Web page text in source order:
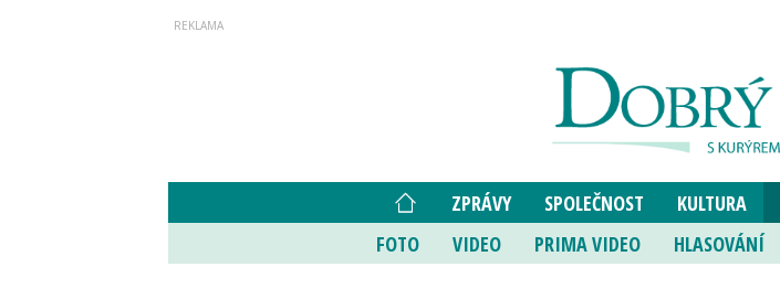
ZPRÁVY SPOLEČNOST KULTURA
FOTO
VIDEO PRIMA VIDEO HLASOVÁNÍ